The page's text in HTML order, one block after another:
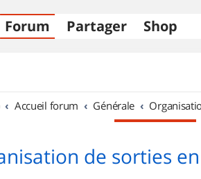
Forum Partager Shop
Accueil forum Générale
de sorties